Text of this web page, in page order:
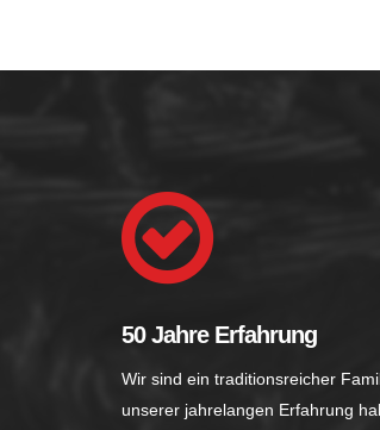
50 Jahre Erfahrung
Wir sind ein traditionsreicher
unserer jahrelangen Erfahrung